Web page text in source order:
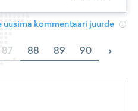
uusima kommentaari juurde
87 88 89 90 ›